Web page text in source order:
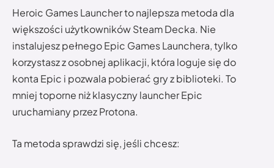
Heroic Games Launcher to najlepsza metoda dla
większości użytkowników Steam Decka. Nie
instalujesz pełnego Epic Games Launchera, tylko
korzystasz z osobnej aplikacji, która loguje się do
konta Epic i pozwala pobierać gry z biblioteki. To
mniej toporne niż klasyczny launcher Epic
uruchamiany przez Protona.
Ta metoda sprawdzi się, jeśli chcesz: